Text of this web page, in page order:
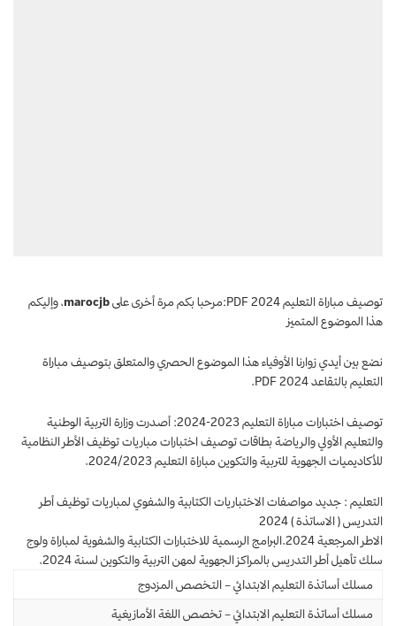
توصيف مباراة التعليم 2024 PDF:مرحبا بكم مرة أخرى على marocjb، وإليكم
هذا الموضوع المتميز
نضع بين أيدي زوارنا الأوفياء هذا الموضوع الحصري والمتعلق بتوصيف مباراة
التعليمبالتقاعد
توصيف اختبارات مباراة التعليم 2023-2024: أصدرت وزارة التربية الوطنية
والتعليم الأولي والرياضة بطاقات توصيف اختبارات مبارياتتوظيفالأطر النظامية
للأكاديميات الجهوية للتربية والتكوين مباراة التعليم 2024/2023.
التعليم : جديد مواصفات الاختباريات الكتابية والشفوي لمباريات توظيف أطر
التدريس ( الاساتذة ) 2024
الاطر المرجعية 2024.البرامج الرسمية للاختبارات الكتابية والشفوية لمباراة ولوج
سلك تأهيل أطر التدريس بالمراكز الجهوية لمهن التربية والتكوين لسنة 2024.
مسلك أساتذة التعليم الابتدائي – التخصص المزدوج
مسلك أساتذة التعليم الابتدائي – تخصص اللغة الأمازيغية